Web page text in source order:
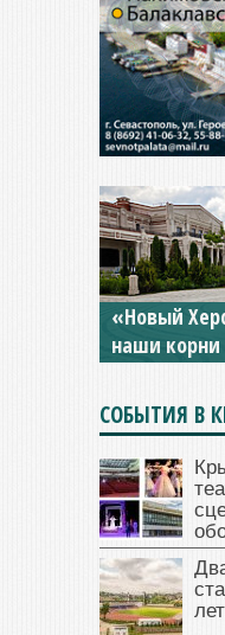
«Новый
наши корни
СОБЫТИЯ В